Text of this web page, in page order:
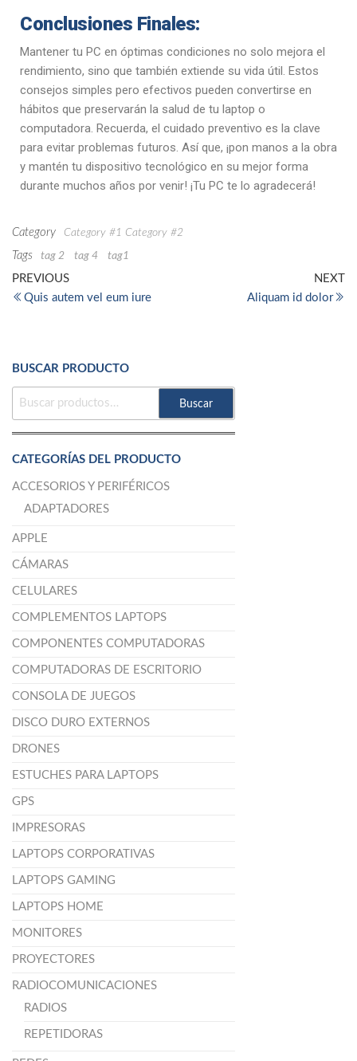
Conclusiones Finales:
Mantener tu PC en óptimas condiciones no solo mejora el
rendimiento, sino que también extiende su vida útil. Estos
consejos simples pero efectivos pueden convertirse en
hábitos que preservarán la salud de tu laptop o
computadora. Recuerda, el cuidado preventivo es la clave
para evitar problemas futuros. Así que, ¡pon manos a la obra
y mantén tu dispositivo tecnológico en su mejor forma
durante muchos años por venir! ¡Tu PC te lo agradecerá!
Category Category #1 Category #2
Tags tag 2 tag 4 tag1
PREVIOUS
Quis autem vel eum iure
NEXT
Aliquam id dolor
BUSCAR PRODUCTO
Buscar
CATEGORÍAS DEL PRODUCTO
ACCESORIOS Y PERIFÉRICOS
ADAPTADORES
APPLE
CÁMARAS
CELULARES
COMPLEMENTOS LAPTOPS
COMPONENTES COMPUTADORAS
COMPUTADORAS DE ESCRITORIO
CONSOLA DE JUEGOS
DISCO DURO EXTERNOS
DRONES
ESTUCHES PARA LAPTOPS
GPS
IMPRESORAS
LAPTOPS CORPORATIVAS
LAPTOPS GAMING
LAPTOPS HOME
MONITORES
PROYECTORES
RADIOCOMUNICACIONES
RADIOS
REPETIDORAS